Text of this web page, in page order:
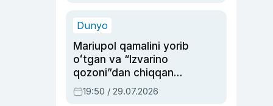
Dunyo
Mariupol qamalini yorib
oʻtgan va “Izvarino
qozoni”dan chiqqan
qahramon — Ukraina
armiyasi bosh
19:50 / 29.07.2026